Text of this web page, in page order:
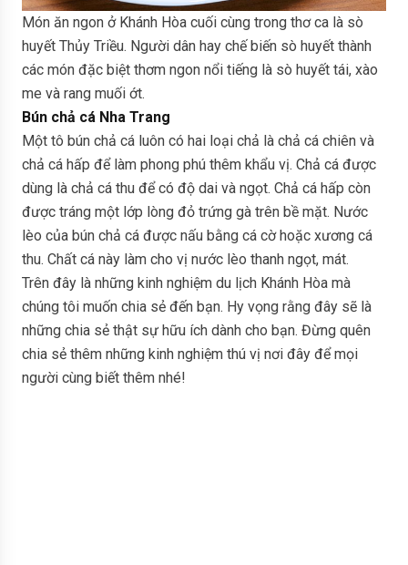
Món ăn ngon ở Khánh Hòa cuối cùng trong thơ ca là sò
huyết Thủy Triều. Người dân hay chế biến sò huyết thành
các món đặc biệt thơm ngon nổi tiếng là sò huyết tái, xào
me và rang muối ớt.
Bún chả cá Nha Trang
Một tô bún chả cá luôn có hai loại chả là chả cá chiên và
chả cá hấp để làm phong phú thêm khẩu vị. Chả cá được
dùng là chả cá thu để có độ dai và ngọt. Chả cá hấp còn
được tráng một lớp lòng đỏ trứng gà trên bề mặt. Nước
lèo của bún chả cá được nấu bằng cá cờ hoặc xương cá
thu. Chất cá này làm cho vị nước lèo thanh ngọt, mát.
Trên đây là những kinh nghiệm du lịch Khánh Hòa mà
chúng tôi muốn chia sẻ đến bạn. Hy vọng rằng đây sẽ là
những chia sẻ thật sự hữu ích dành cho bạn. Đừng quên
chia sẻ thêm những kinh nghiệm thú vị nơi đây để mọi
người cùng biết thêm nhé!